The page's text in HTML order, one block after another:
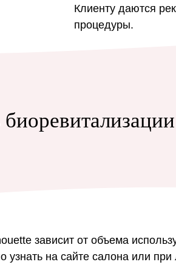
Клиенту даются
процедуры.
зависит от объема
на сайте салона или